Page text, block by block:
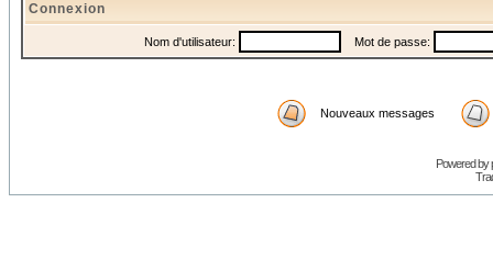
Connexion
Nom d'utilisateur: Mot de passe:
Nouveaux messages
Powered by